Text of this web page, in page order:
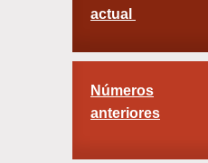
actual
Números
anteriores